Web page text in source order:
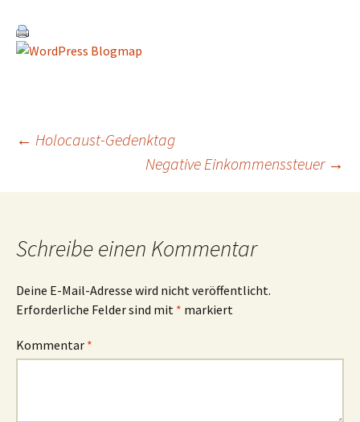
Beitragsnavigation
← Holocaust-Gedenktag
Negative Einkommenssteuer →
Schreibe einen Kommentar
Deine E-Mail-Adresse wird nicht veröffentlicht.
Erforderliche Felder sind mit * markiert
Kommentar *